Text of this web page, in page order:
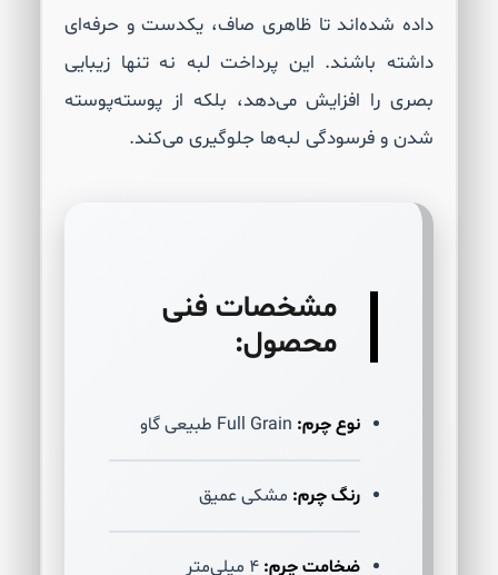
داده شده‌اند تا ظاهری صاف، یکدست و حرفه‌ای
داشته باشند. این پرداخت لبه نه تنها زیبایی
بصری را افزایش می‌دهد، بلکه از پوسته‌پوسته
شدن و فرسودگی لبه‌ها جلوگیری می‌کند.
مشخصات فنی
محصول:
نوع چرم:
رنگ چرم: مشکی عمیق
ضخامت چرم: